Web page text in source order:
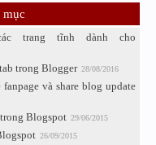
mục
trang tĩnh dành cho
trong Blogger 28/08/2016
và share blog update
Blogspot 29/06/2015
26/09/2015